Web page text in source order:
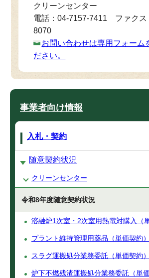
クリーンセンター
電話：04-7157-7411 ファクス
8070
お問い合わせは専用フォーム
ださい。
事業者向け情報
入札・契約
随意契約状況
クリーンセンター
令和8年度随意契約状況
溶融炉1次室・2次室用熱電対購入（
プラント維持管理用薬品（単価契約）
スラグ運搬処分業務委託（単価契約）
炉下不燃残渣運搬処分業務委託（単価